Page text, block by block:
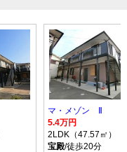
マ・メゾン Ⅱ
5.4万円
2LDK（47.57㎡）
宝殿/徒歩20分